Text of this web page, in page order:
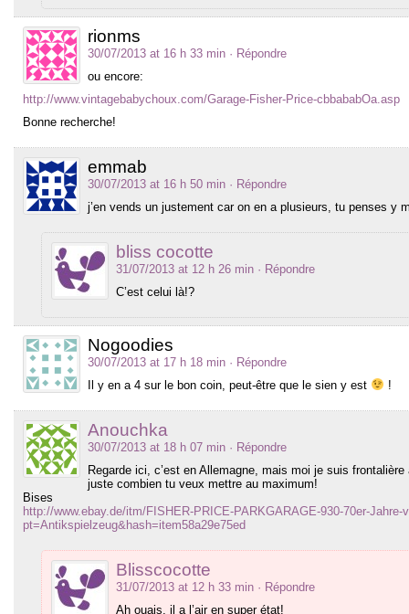
rionms
30/07/2013 at 16 h 33 min · Répondre
ou encore:
http://www.vintagebabychoux.com/Garage-Fisher-Price-cbbababOa.asp
Bonne recherche!
emmab
30/07/2013 at 16 h 50 min · Répondre
j’en vends un justement car on en a plusieurs, tu penses y
bliss cocotte
31/07/2013 at 12 h 26 min · Répondre
C’est celui là!?
Nogoodies
30/07/2013 at 17 h 18 min · Répondre
Il y en a 4 sur le bon coin, peut-être que le sien y est
!
Anouchka
30/07/2013 at 18 h 07 min · Répondre
Regarde ici, c’est en Allemagne, mais moi je suis
juste combien tu veux mettre au maximum!
Bises
http://www.ebay.de/itm/FISHER-PRICE-PARKGARAGE-930-70er-Jahre-
pt=Antikspielzeug&hash=item58a29e75ed
Blisscocotte
31/07/2013 at 12 h 33 min · Répondre
Ah ouais, il a l’air en super état!